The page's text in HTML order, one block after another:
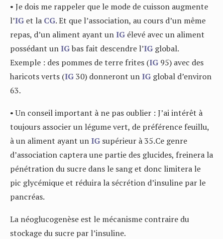
• Je dois me rappeler que le mode de cuisson augmente
l’IG et la CG. Et que l’association, au cours d’un même
repas, d’un aliment ayant unIG élevé avec un aliment
possédant unIGbas fait descendre l’IG global.
Exemple : des pommes de terre frites (IG 95) avec des
haricots verts (IG30) donneront unIG global d’environ
63.
• Un conseil important à ne pas oublier : J’ai intérêt à
toujours associer un légume vert, de préférence feuillu,
à un aliment ayant unIG supérieur à 35.Ce genre
d’association captera une partie des glucides, freinera la
pénétration du sucre dans le sang et donc limitera le
pic glycémique et réduira la sécrétion d’insuline par le
pancréas.
La néoglucogenèse est le mécanisme contraire du
stockage du sucre par l’insuline.